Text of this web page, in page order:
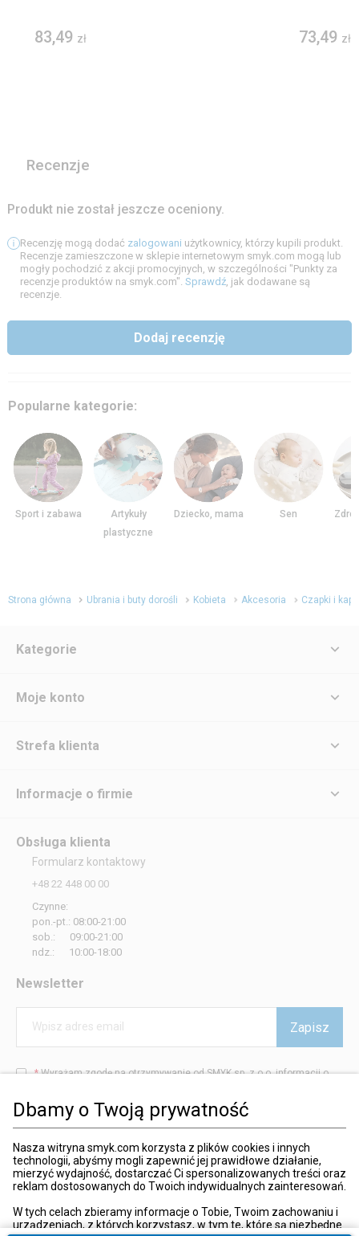
Dbamy o Twoją prywatność
Nasza witryna smyk.com korzysta z plików cookies i innych
technologii, abyśmy mogli zapewnić jej prawidłowe działanie,
mierzyć wydajność, dostarczać Ci spersonalizowanych treści oraz
reklam dostosowanych do Twoich indywidualnych zainteresowań.
W tych celach zbieramy informacje o Tobie, Twoim zachowaniu i
urządzeniach, z których korzystasz, w tym te, które są niezbędne
83,49 zł 73,49 zł
Recenzje
Produkt nie został jeszcze oceniony.
Recenzję mogą dodać zalogowani użytkownicy, którzy kupili produkt.
Recenzje zamieszczone w sklepie internetowym smyk.com mogą lub
mogły pochodzić z akcji promocyjnych, w szczególności "Punkty za
recenzje produktów na smyk.com". Sprawdź, jak dodawane są
recenzje.
Dodaj recenzję
Popularne kategorie:
Sport i zabawa
Artykuły
plastyczne
Dziecko, mama Sen
Strona główna Ubrania i buty dorośli Kobieta Akcesoria Czapki i
Kategorie
Moje konto
Strefa klienta
Informacje o firmie
Obsługa klienta
Formularz kontaktowy
+48 22 448 00 00
Czynne:
pon.-pt.: 08:00-21:00
sob.: 09:00-21:00
ndz.: 10:00-18:00
Newsletter
Wpisz adres email Zapisz
*Wyrażam zgodę na otrzymywanie od SMYK sp. z o.o. informacji o
elektronicznej (e-mail).
W każdej chwili możesz z łatwością cofnąć wyrażone zgody.
Kraj i język: Polska (Poland)